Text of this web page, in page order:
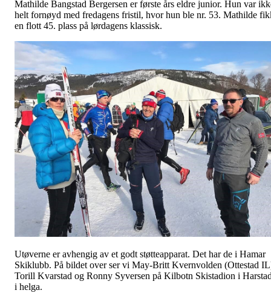
Mathilde Bangstad Bergersen er første års eldre junior. Hun var
helt fornøyd med fredagens fristil, hvor hun ble nr. 53. Mathilde
en flott 45. plass på lørdagens klassisk.
Utøverne er avhengig av et godt støtteapparat. Det har de i Hamar
Skiklubb. På bildet over ser vi May-Britt Kvernvolden (Ottestad
Torill Kvarstad og Ronny Syversen på Kilbotn Skistadion i
i helga.